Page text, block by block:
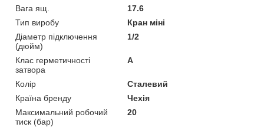
Вага ящ.
17.6
Тип виробу
Кран міні
Діаметр підключення
(дюйм)
1/2
Клас герметичності
затвора
А
Колір
Сталевий
Країна бренду
Чехія
Максимальний робочий
тиск (бар)
20